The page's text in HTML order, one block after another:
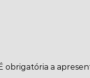
obrigatória a